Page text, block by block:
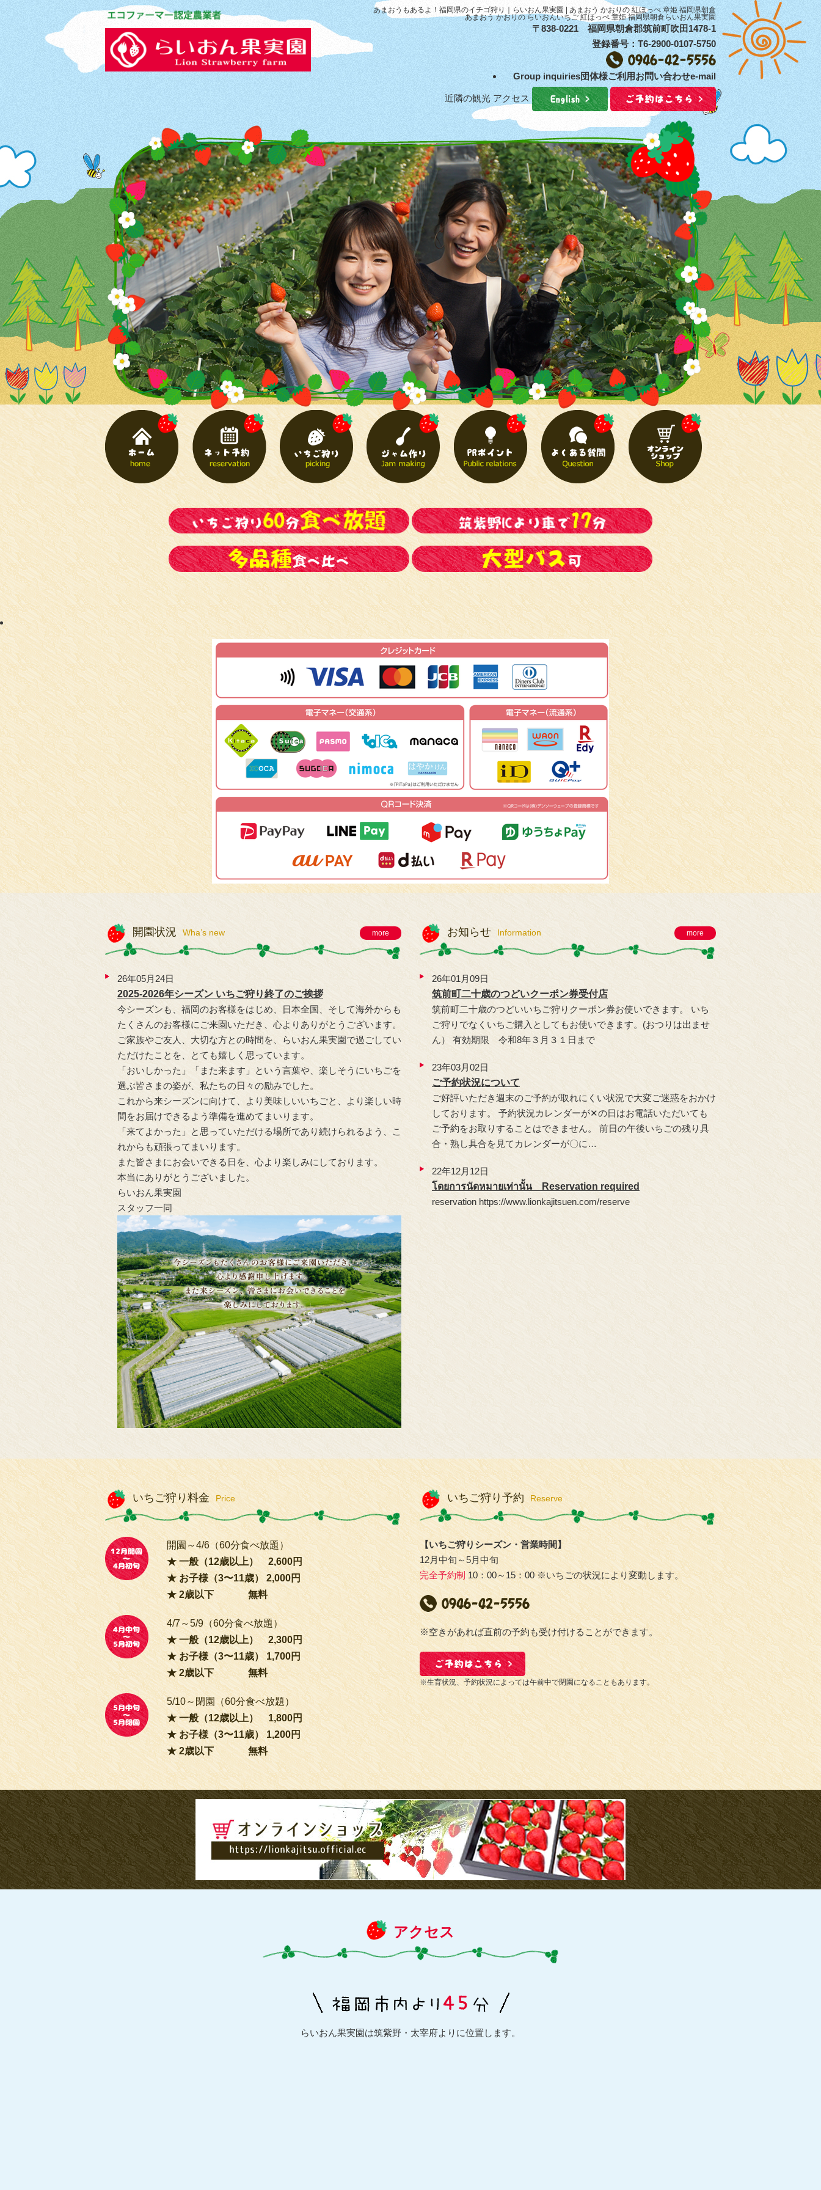
あまおうもあるよ！福岡県のイチゴ狩り｜らいおん果実園 | あまおう かおりの 紅ほっぺ 章姫 福岡県朝倉
あまおう かおりの らいおんいちご 紅ほっぺ 章姫 福岡県朝倉らいおん果実園
〒838-0221 福岡県朝倉郡筑前町吹田1478-1
登録番号：T6-2900-0107-5750
Group inquiries団体様ご利用お問い合わせe-mail
近隣の観光 アクセス
開園状況 Wha’s new more
26年05月24日
2025-2026年シーズン いちご狩り終了のご挨拶
今シーズンも、福岡のお客様をはじめ、日本全国、そして海外からも
たくさんのお客様にご来園いただき、心よりありがとうございます。
ご家族やご友人、大切な方との時間を、らいおん果実園で過ごしてい
ただけたことを、とても嬉しく思っています。
「おいしかった」「また来ます」という言葉や、楽しそうにいちごを
選ぶ皆さまの姿が、私たちの日々の励みでした。
これから来シーズンに向けて、より美味しいいちごと、より楽しい時
間をお届けできるよう準備を進めてまいります。
「来てよかった」と思っていただける場所であり続けられるよう、こ
れからも頑張ってまいります。
また皆さまにお会いできる日を、心より楽しみにしております。
本当にありがとうございました。
らいおん果実園
スタッフ一同
お知らせ Information more
26年01月09日
筑前町二十歳のつどいクーポン券受付店
筑前町二十歳のつどいいちご狩りクーポン券お使いできます。 いち
ご狩りでなくいちご購入としてもお使いできます。(おつりは出ませ
ん） 有効期限 令和8年３月３１日まで
23年03月02日
ご予約状況について
ご好評いただき週末のご予約が取れにくい状況で大変ご迷惑をおかけ
しております。 予約状況カレンダーが✕の日はお電話いただいても
ご予約をお取りすることはできません。 前日の午後いちごの残り具
合・熟し具合を見てカレンダーが〇に…
22年12月12日
โดยการนัดหมายเท่านั้น Reservation required
reservation https://www.lionkajitsuen.com/reserve
いちご狩り料金 Price
開園～4/6（60分食べ放題）
一般（12歳以上） 2,600円
お子様（3〜11歳） 2,000円
2歳以下 無料
4/7～5/9（60分食べ放題）
一般（12歳以上） 2,300円
お子様（3〜11歳） 1,700円
2歳以下 無料
5/10～閉園（60分食べ放題）
一般（12歳以上） 1,800円
お子様（3〜11歳） 1,200円
2歳以下 無料
いちご狩り予約 Reserve
【いちご狩りシーズン・営業時間】
12月中旬～5月中旬
完全予約制 10：00～15：00 ※いちごの状況により変動します。
※空きがあれば直前の予約も受け付けることができます。
※生育状況、予約状況によっては午前中で閉園になることもあります。
アクセス
らいおん果実園は筑紫野・太宰府よりに位置します。